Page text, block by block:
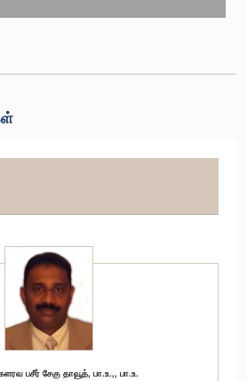
பசீர் சேகு தாவூத், பா.உ.,, பா.உ.